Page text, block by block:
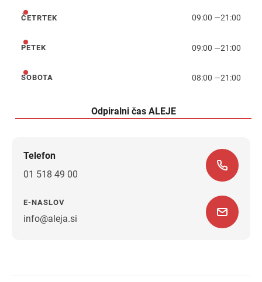
četrtek
ČETRTEK 09:00 —21:00
petek
PETEK 09:00 —21:00
sobota
SOBOTA 08:00 —21:00
Odpiralni čas ALEJE
Telefon
01 518 49 00
E-NASLOV
info@aleja.si